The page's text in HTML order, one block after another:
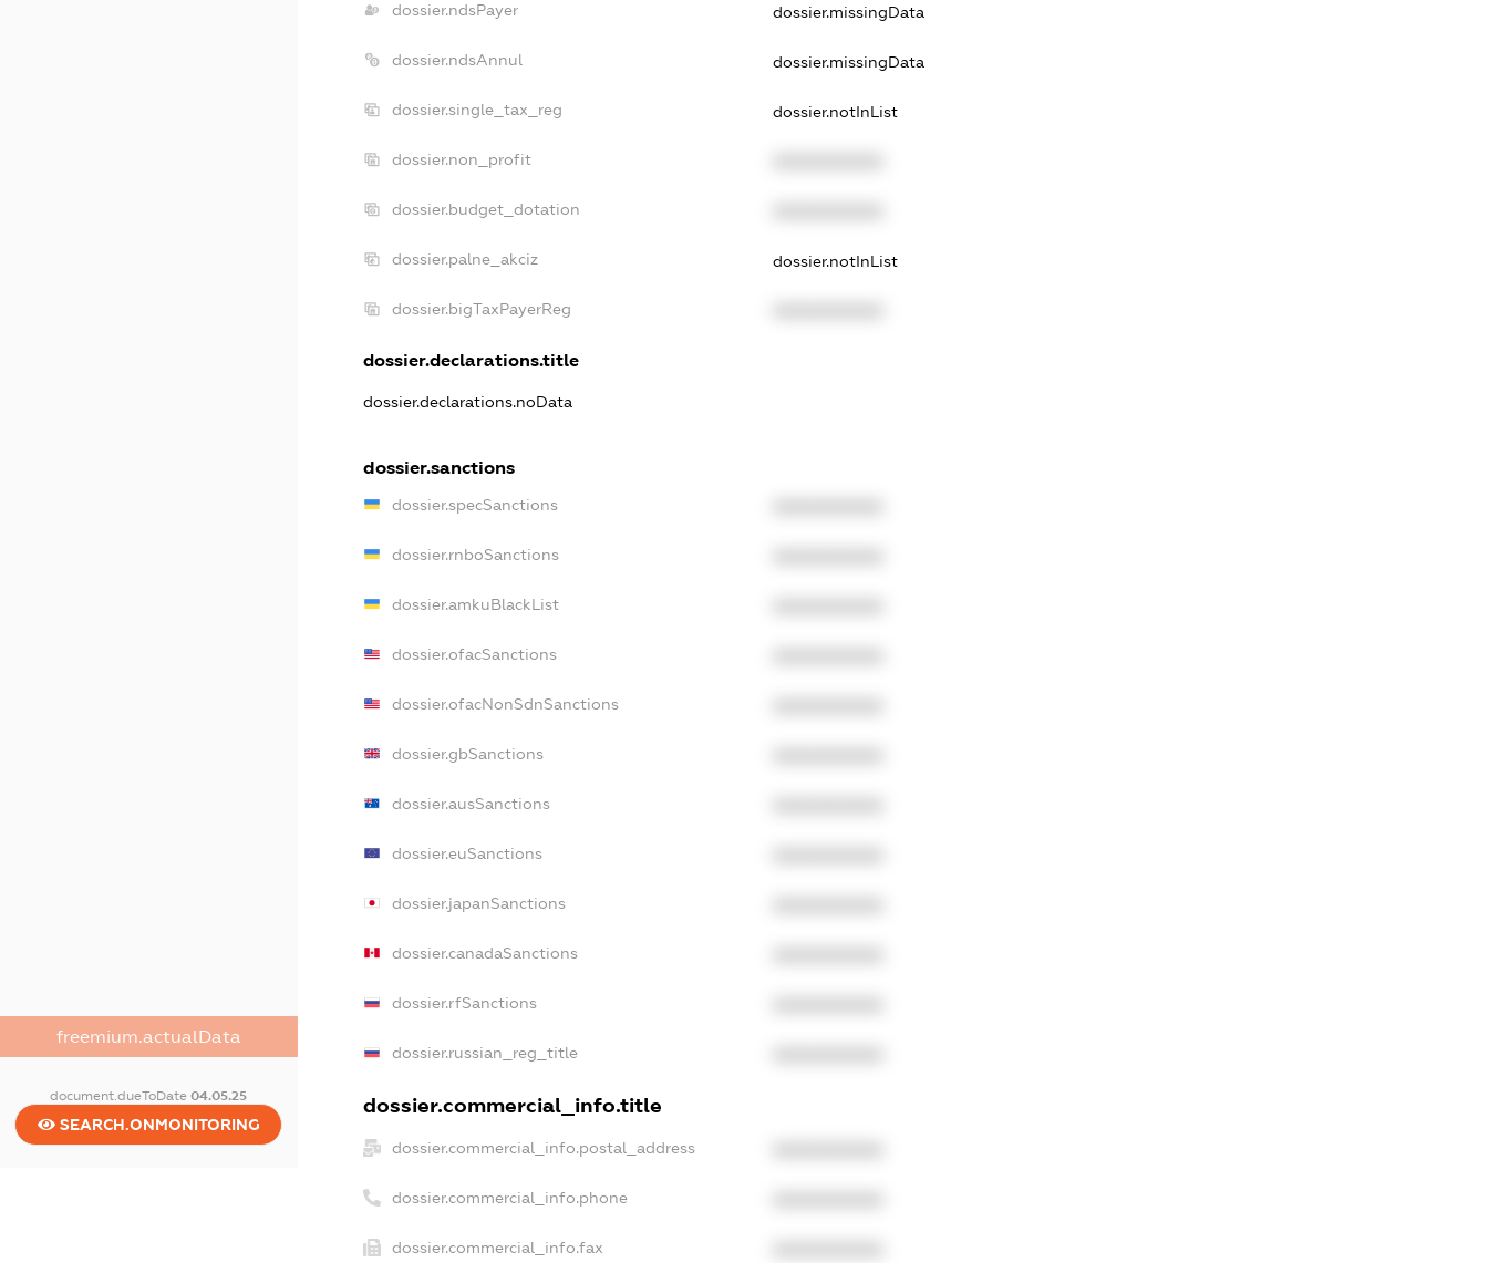
freemium.actualData
document.dueToDate04.05.25
SEARCH.ONMONITORING
dossier.ndsPayer dossier.missingData
dossier.ndsAnnul dossier.missingData
dossier.single_tax_reg dossier.notInList
dossier.non_profit
dossier.budget_dotation
dossier.palne_akciz dossier.notInList
dossier.bigTaxPayerReg
dossier.declarations.title
dossier.declarations.noData
dossier.sanctions
dossier.specSanctions
dossier.rnboSanctions
dossier.amkuBlackList
dossier.ofacSanctions
dossier.ofacNonSdnSanctions
dossier.gbSanctions
dossier.ausSanctions
dossier.euSanctions
dossier.japanSanctions
dossier.canadaSanctions
dossier.rfSanctions
dossier.russian_reg_title
dossier.commercial_info.title
dossier.commercial_info.postal_address
dossier.commercial_info.phone
dossier.commercial_info.fax